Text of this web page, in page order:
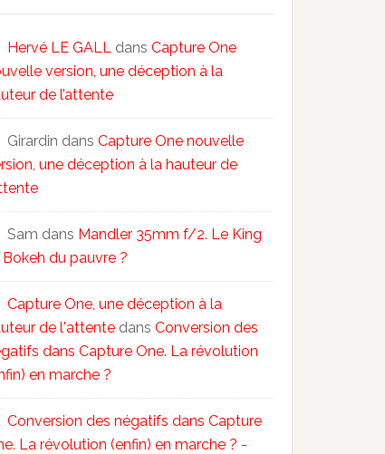
Hervé LE GALL dans Capture One
version, une déception à la
de l’attente
Girardin dans Capture One nouvelle
une déception à la hauteur de
Sam dans Mandler 35mm f/2. Le King
du pauvre ?
Capture One, une déception à la
de l'attente dans Conversion des
dans Capture One. La révolution
en marche ?
Conversion des négatifs dans Capture
La révolution (enfin) en marche ? -